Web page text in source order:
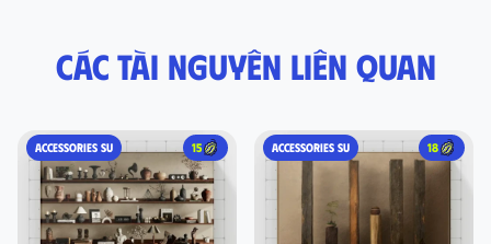
Các tài nguyên liên quan
ACCESSORIES SU 15 ACCESSORIES SU 18